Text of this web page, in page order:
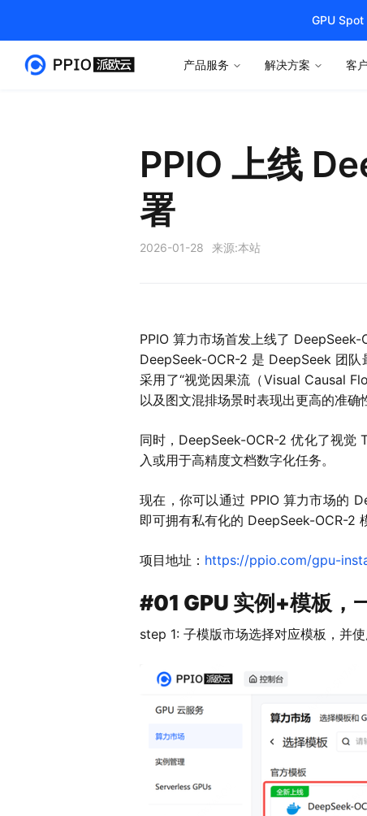
GPU Spot
产品服务 解决方案 客
PPIO 上线
署
2026-01-28 来源:本站
PPIO 算力市场首发上线了 DeepSeek-
DeepSeek-OCR-2 是 DeepSeek 团
采用了“视觉因果流（Visual Causal
以及图文混排场景时表现出更高的准确
同时，DeepSeek-OCR-2 优化了视觉
入或用于高精度文档数字化任务。
现在，你可以通过 PPIO 算力市场的
即可拥有私有化的 DeepSeek-OCR-2
项目地址： https://ppio.com/gpu-
#01 GPU 实例+模板
step 1: 子模版市场选择对应模板，并使